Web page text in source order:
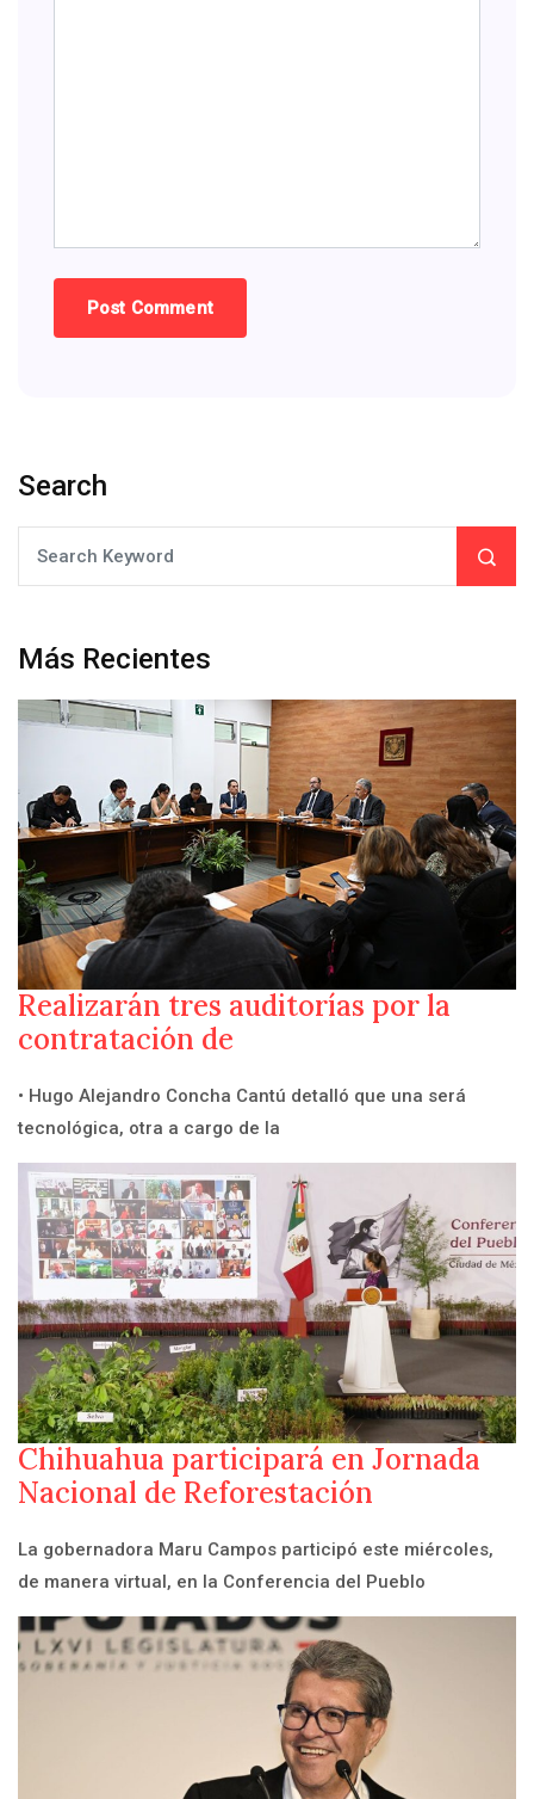
Search
Más Recientes
Realizarán tres auditorías por la
contratación de
• Hugo Alejandro Concha Cantú detalló que una será
tecnológica, otra a cargo de la
Chihuahua participará en Jornada
Nacional de Reforestación
La gobernadora Maru Campos participó este miércoles,
de manera virtual, en la Conferencia del Pueblo